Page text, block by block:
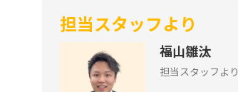
担当スタッフより
福山雛汰
担当スタッフより